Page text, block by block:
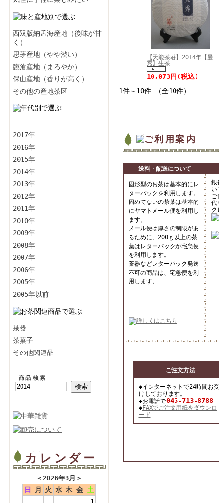
西双版納孟海産地（後味が甘
く）
思茅産地（やや渋い）
臨滄産地（まろやか）
保山産地（香りが高く）
その他の産地茶区
2017年
2016年
2015年
2014年
2013年
2012年
2011年
2010年
2009年
2008年
2007年
2006年
2005年
2005年以前
茶器
茶菓子
その他関連品
商品検索
カレンダー
＜ 2026年8月 ＞
日
月 火 水 木 金 土
1
【天能茶荘】2014年【曼
秀】生茶
10,073円 (税込)
1件～10件 （全10件）
送料・配送について
固形型のお茶は基本的にレ
ターパックを利用します。
固めてないの茶葉は基本的
にヤマトメール便を利用し
ます。
メール便は厚さの制限があ
るために、200ｇ以上の茶
葉はレターパックか宅急便
を利用します。
茶器などレターパック発送
不可の商品は、宅急便を利
用します。
銀
い
ご
代
ク
ご注文方法
◆インターネットで24時間お受
けしております。
◆お電話で045-713-8788
◆FAXでご注文用紙をダウンロ
ード